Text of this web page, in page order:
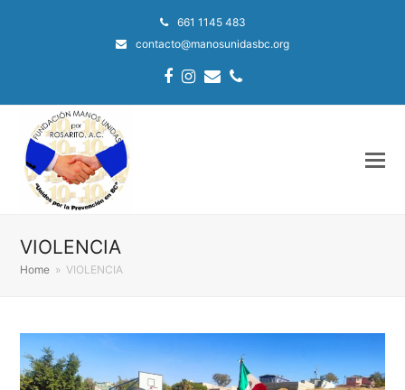
661 1145 483
contacto@manosunidasbc.org
Facebook
Instagram
EmailPhone
VIOLENCIA
Home » VIOLENCIA